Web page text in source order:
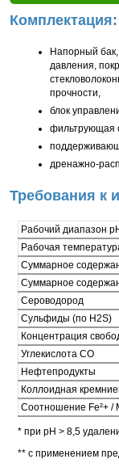
Комплектация:
Напорный
давления,
прочности,
блок
фильтрующая
дренажно-
Требования к
Рабочий диапазон
Рабочая
Суммарное
Суммарное
Сероводород
Сульфиды (по H2S)
Концентрация
Углекислота CO
Нефтепродукты
Коллоидная
Соотношение Fe²+ /
* при pH > 8,5
** с применением